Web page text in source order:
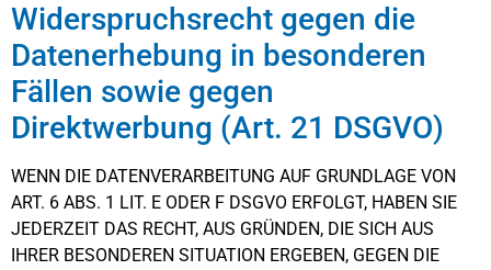
Widerspruchsrecht gegen die
Datenerhebung in besonderen
Fällen sowie gegen
Direktwerbung (Art. 21 DSGVO)
WENN DIE DATENVERARBEITUNG AUF GRUNDLAGE VON
ART. 6 ABS. 1 LIT. E ODER F DSGVO ERFOLGT, HABEN SIE
JEDERZEIT DAS RECHT, AUS GRÜNDEN, DIE SICH AUS
IHRER BESONDEREN SITUATION ERGEBEN, GEGEN DIE